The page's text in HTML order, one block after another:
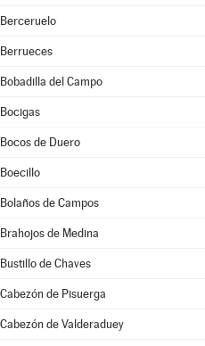
Berceruelo
Berrueces
Bobadilla del Campo
Bocigas
Bocos de Duero
Boecillo
Bolaños de Campos
Brahojos de Medina
Bustillo de Chaves
Cabezón de Pisuerga
Cabezón de Valderaduey